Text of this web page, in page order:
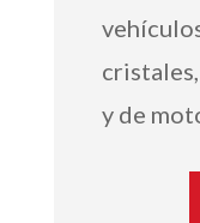
y de